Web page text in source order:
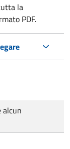
la
PDF.
alcun